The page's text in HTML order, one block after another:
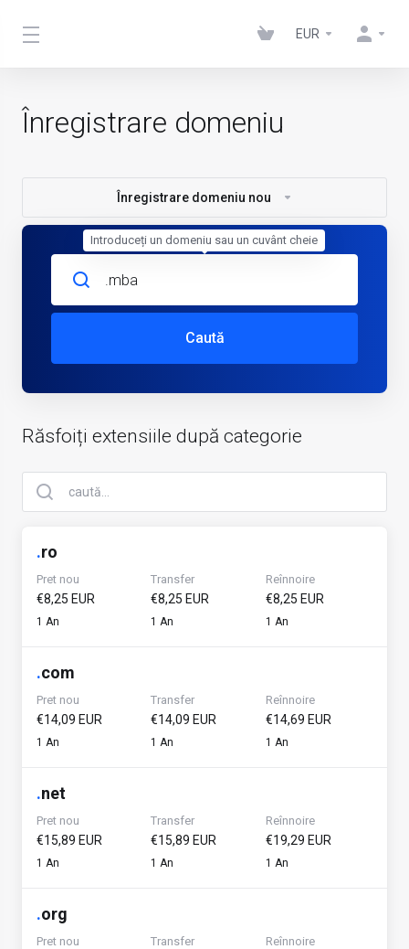
EUR
Înregistrare domeniu
Înregistrare domeniu nou
Caută
Răsfoiți extensiile după categorie
.ro
Pret nou
€8,25 EUR
1 An
Transfer
€8,25 EUR
1 An
Reînnoire
€8,25 EUR
1 An
.com
Pret nou
€14,09 EUR
1 An
Transfer
€14,09 EUR
1 An
Reînnoire
€14,69 EUR
1 An
.net
Pret nou
€15,89 EUR
1 An
Transfer
€15,89 EUR
1 An
Reînnoire
€19,29 EUR
1 An
.org
Pret nou Transfer Reînnoire
Introduceți un domeniu sau un cuvânt cheie